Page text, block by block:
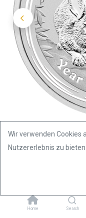
Home Search
Lunar II Hase 1 Kilo
Lunar II
Wir verwenden Cookies
Nutzererlebnis zu bieten.